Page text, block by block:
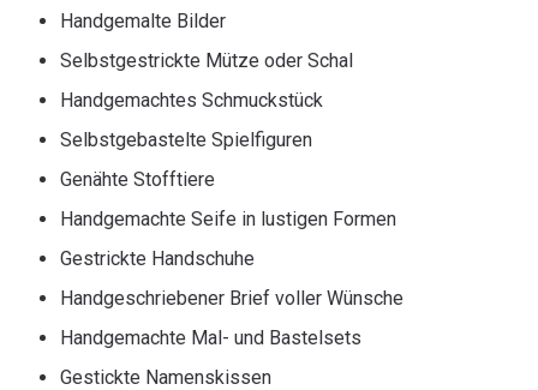
Handgemalte Bilder
Selbstgestrickte Mütze oder Schal
Handgemachtes Schmuckstück
Selbstgebastelte Spielfiguren
Genähte Stofftiere
Handgemachte Seife in lustigen Formen
Gestrickte Handschuhe
Handgeschriebener Brief voller Wünsche
Handgemachte Mal- und Bastelsets
Gestickte Namenskissen